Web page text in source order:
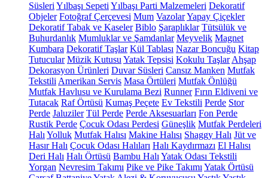
Süsleri Yılbaşı Sepeti Yılbaşı Parti Malzemeleri Dekoratif
Objeler Fotoğraf Çerçevesi Mum VazolarYapay Çiçekler
Dekoratif Tabak ve Kaseler Biblo Şaraplıklar Tütsülük ve
Buhurdanlık Mumluklar ve Şamdanlar Meyvelik Magnet
Kumbara Dekoratif Taşlar Kül Tablası Nazar Boncuğu Kitap
Tutucular Müzik Kutusu Yatak Tepsisi Kokulu Taşlar Ahşap
Dekorasyon Ürünleri Duvar Süsleri Cansız Manken Mutfak
Tekstili Amerikan Servis Masa Örtüleri Mutfak Önlüğü
Mutfak Havlusu ve Kurulama Bezi Runner Fırın Eldiveni ve
Tutacak Raf Örtüsü Kumaş Peçete Ev Tekstili Perde Stor
Perde Jaluziler Tül Perde Perde Aksesuarları Fon Perde
Rustik Perde Çocuk Odası Perdesi Güneşlik Mutfak Perdeleri
Halı Yolluk Mutfak Halısı Makine Halısı Shaggy Halı Jüt ve
Hasır Halı Çocuk Odası Halıları Halı Kaydırmazı El Halısı
Deri Halı Halı Örtüsü Bambu Halı Yatak Odası Tekstili
Yorgan Nevresim Takımı Pike ve Pike Takımı Yatak Örtüsü